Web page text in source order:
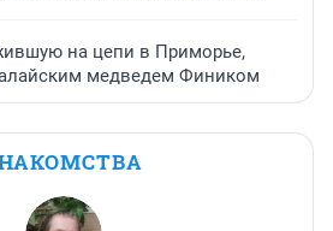
на цепи в Приморье,
медведем Фиником